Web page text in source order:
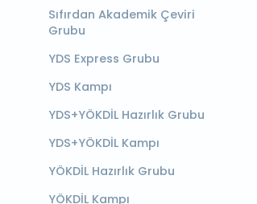
Sıfırdan Akademik Çeviri
Grubu
YDS Express Grubu
YDS Kampı
YDS+YÖKDİL Hazırlık Grubu
YDS+YÖKDİL Kampı
YÖKDİL Hazırlık Grubu
YÖKDİL Kampı